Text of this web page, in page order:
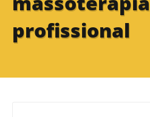
profissional